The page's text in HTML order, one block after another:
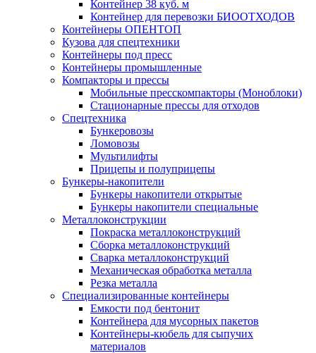
Контейнер 38 куб. м
Контейнер для перевозки БИООТХОДОВ
Контейнеры ОПЕНТОП
Кузова для спецтехники
Контейнеры под пресс
Контейнеры промышленные
Компакторы и прессы
Мобильные пресскомпакторы (Моноблоки)
Стационарные прессы для отходов
Спецтехника
Бункеровозы
Ломовозы
Мультилифты
Прицепы и полуприцепы
Бункеры-накопители
Бункеры накопители открытые
Бункеры накопители специальные
Металлоконструкции
Покраска металлоконструкций
Сборка металлоконструкций
Сварка металлоконструкций
Механическая обработка металла
Резка металла
Специализированные контейнеры
Емкости под бентонит
Контейнера для мусорных пакетов
Контейнеры-кюбель для сыпучих
материалов